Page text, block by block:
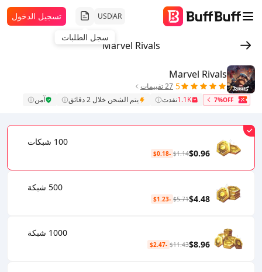
AR
USD
سجل الطلبات
تسجيل الدخول
Marvel Rivals
Marvel Rivals
5 27 تقييمات
7%OFF
1.1Kنفدت يتم الشحن خلال 2 دقائق آمن
100 شبكات
$0.96
$1.14
-$0.18
500 شبكة
$4.48
$5.71
-$1.23
1000 شبكة
$8.96
$11.43
-$2.47